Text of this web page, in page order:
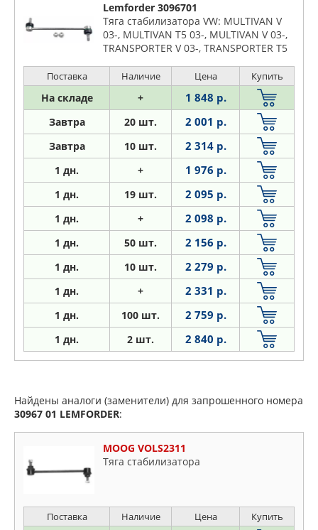
Lemforder 3096701
Тяга стабилизатора VW: MULTIVAN V
03-, MULTIVAN T5 03-, MULTIVAN V 03-,
TRANSPORTER V 03-, TRANSPORTER T5
Поставка Наличие Цена Купить
На складе + 1 848 р.
Завтра 20 шт. 2 001 р.
Завтра 10 шт. 2 314 р.
1 дн. + 1 976 р.
1 дн. 19 шт. 2 095 р.
1 дн. + 2 098 р.
1 дн. 50 шт. 2 156 р.
1 дн. 10 шт. 2 279 р.
1 дн. + 2 331 р.
1 дн. 100 шт. 2 759 р.
1 дн. 2 шт. 2 840 р.
Найдены аналоги (заменители) для запрошенного номера
30967 01 LEMFORDER:
MOOG VOLS2311
Тяга стабилизатора
Поставка Наличие Цена Купить